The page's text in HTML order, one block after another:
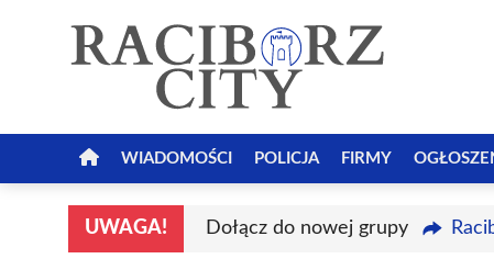
WIADOMOŚCI POLICJA FIRMY
UWAGA! Dołącz do nowej grupy